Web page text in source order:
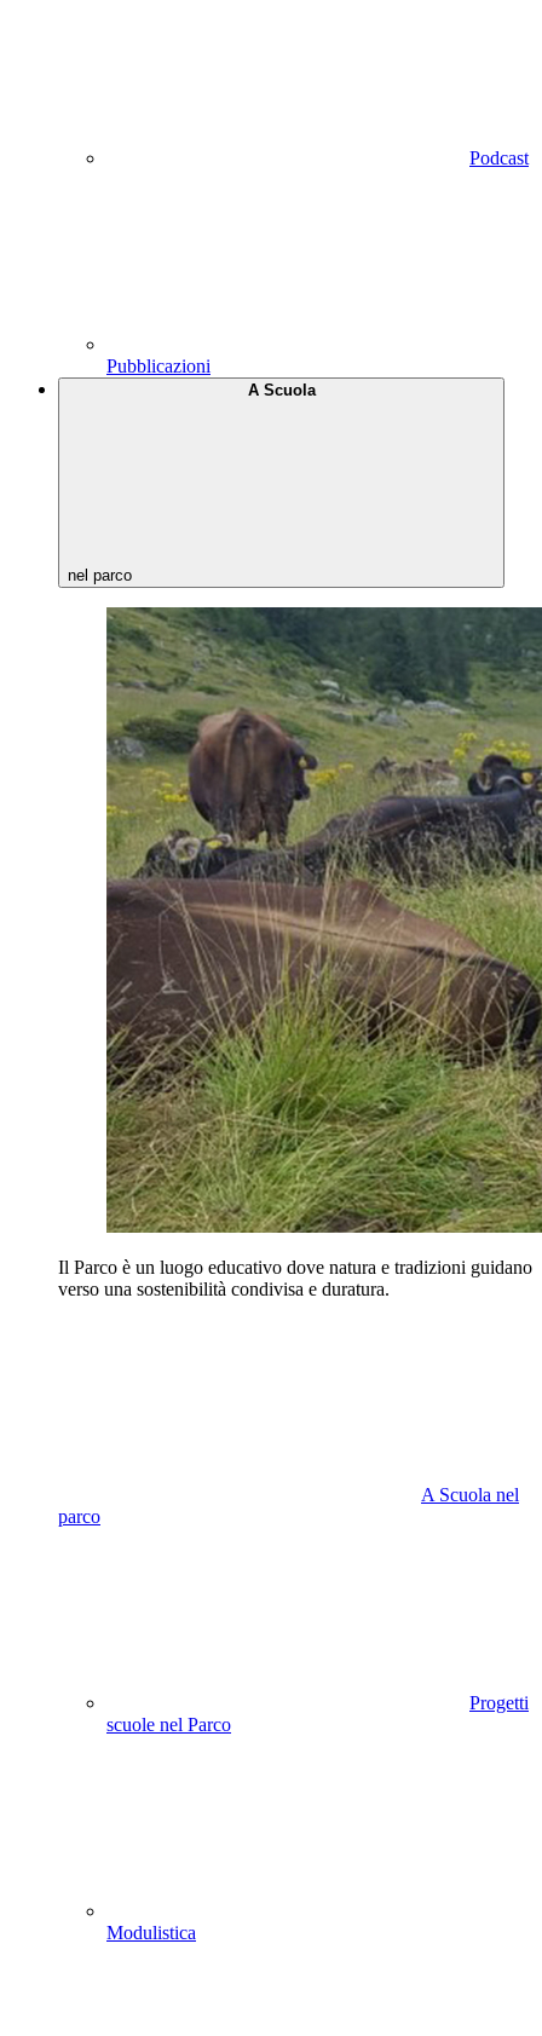
Podcast
Pubblicazioni
A Scuola
nel parco
Il Parco è un luogo educativo dove natura e tradizioni guidano
verso una sostenibilità condivisa e duratura.
A Scuola nel
parco
Progetti
scuole nel Parco
Modulistica